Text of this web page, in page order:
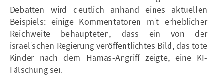
Debatten wird deutlich anhand eines aktuellen
Beispiels: einige Kommentatoren mit erheblicher
Reichweite behaupteten, dass ein von der
israelischen Regierung veröffentlichtes Bild, das tote
Kinder nach dem Hamas-Angriff zeigte, eine KI-
Fälschung sei.